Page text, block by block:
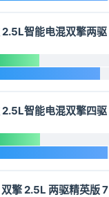
智能电混双擎两驱
智能电混双擎四驱
擎 2.5L 两驱精英版 7